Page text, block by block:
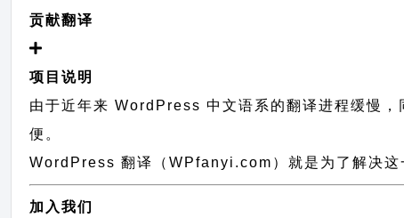
贡献翻译
项目说明
由于近年来 WordPress 中文语系的翻译进程缓慢
便。
WordPress 翻译（WPfanyi.com） 就是为了解决
加入我们